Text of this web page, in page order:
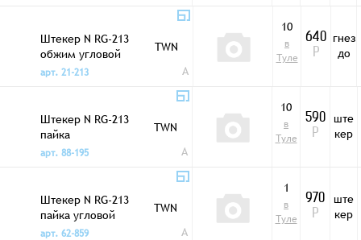
Штекер N RG-213
обжим угловой
TWN
арт. 21-213
A
10
в
Туле
640
Р
гнез
до
Штекер N RG-213
пайка
TWN
арт. 88-195
A
10
в
Туле
590
Р
ште
кер
Штекер N RG-213
пайка угловой
TWN
арт. 62-859
A
1
в
Туле
970
Р
ште
кер